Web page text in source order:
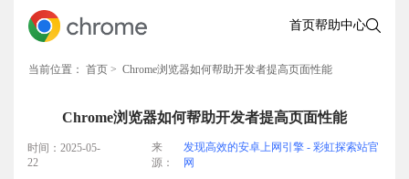
首页帮助中心
当前位置： 首页 > Chrome浏览器如何帮助开发者提高页面性能
Chrome浏览器如何帮助开发者提高页面性能
时间：2025-05-
22
来
源：
发现高效的安卓上网引擎 - 彩虹探索站官
网